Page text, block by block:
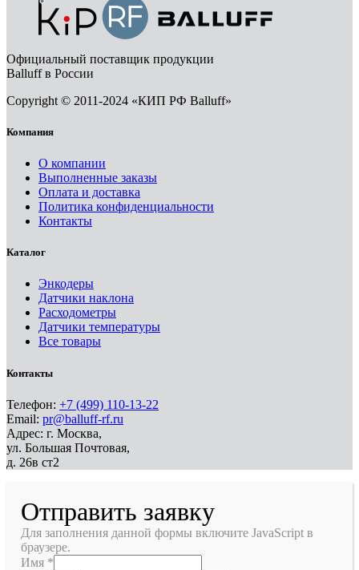
Официальный поставщик продукции
Balluff в России
Copyright © 2011-2024 «КИП РФ Balluff»
Компания
О компании
Выполненные заказы
Оплата и доставка
Политика конфиденциальности
Контакты
Каталог
Энкодеры
Датчики наклона
Расходометры
Датчики температуры
Все товары
Контакты
Телефон: +7 (499) 110-13-22
Email: pr@balluff-rf.ru
Адрес: г. Москва,
ул. Большая Почтовая,
д. 26в ст2
Отправить заявку
Для заполнения данной формы включите JavaScript в
браузере.
Имя *